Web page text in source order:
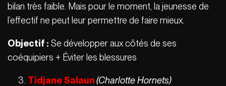
bilan très faible. Mais pour le moment, la jeunesse de
l’effectif ne peut leur permettre de faire mieux.
Objectif : Se développer aux côtés de ses
coéquipiers + Éviter les blessures
Tidjane Salaun(Charlotte Hornets)